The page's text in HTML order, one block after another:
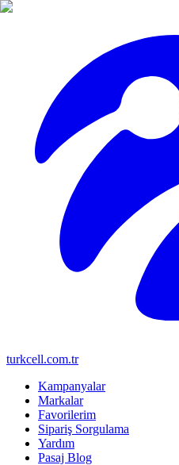
turkcell.com.tr
Kampanyalar
Markalar
Favorilerim
Sipariş Sorgulama
Yardım
Pasaj Blog